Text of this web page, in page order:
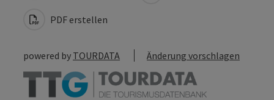
PDF erstellen
powered by TOURDATA Änderung vorschlagen